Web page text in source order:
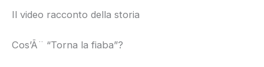
Il video racconto della storia
Cos’Ã¨ “Torna la fiaba”?